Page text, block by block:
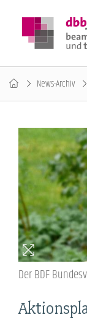
News-Archiv
Der BDF